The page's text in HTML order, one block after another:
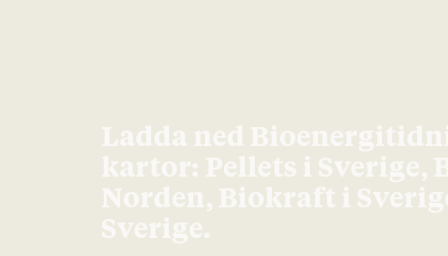
Ladda ned
kartor: Pellets i Sverige,
Norden, Biokraft i
Sverige.